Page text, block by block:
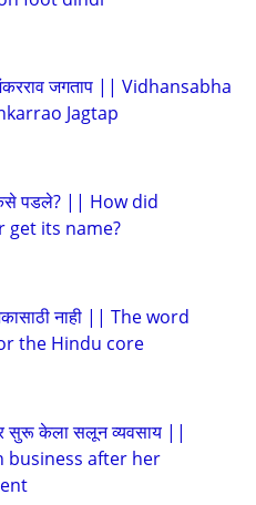
शंकरराव जगताप || Vidhansabha
Jagtap
पडले? || How did
get its name?
नाही || The word
the Hindu core
सुरू केला सलून व्यवसाय ||
business after her